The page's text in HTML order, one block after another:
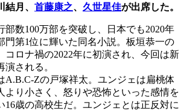
月、 首藤康之、 久世星佳が出席した。
部数100万部を突破し、日本でも2020年
門第1位に輝いた同名小説。板垣恭一の
コロナ禍の2022年に初演され、今回は新
される。
A.B.C-Zの戸塚祥太。ユンジェは扁桃体
より小さく、怒りや恐怖といった感情を
16歳の高校生だ。ユンジェとは正反対に